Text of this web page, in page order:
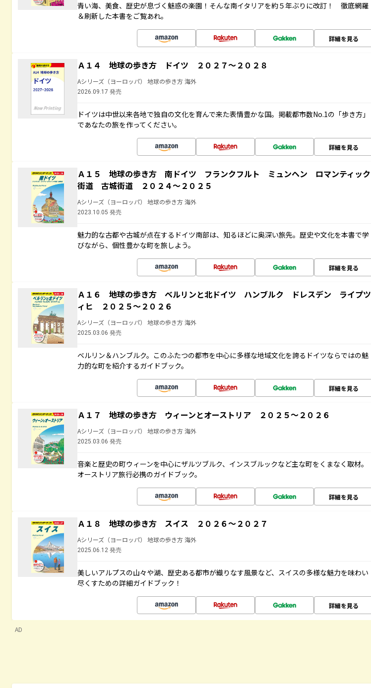
青い海、美食、歴史が息づく魅惑の楽園！そんな南イタリアを約５年ぶりに改訂！ 徹底網羅
＆刷新した本書をご覧あれ。
詳細を見る
Ａ１４ 地球の歩き方 ドイツ ２０２７～２０２８
Aシリーズ（ヨーロッパ） 地球の歩き方 海外
2026.09.17 発売
ドイツは中世以来各地で独自の文化を育んで来た表情豊かな国。掲載都市数No.1の「歩き方」
であなたの旅を作ってください。
詳細を見る
Ａ１５ 地球の歩き方 南ドイツ フランクフルト ミュンヘン ロマンティック
街道 古城街道 ２０２４～２０２５
Aシリーズ（ヨーロッパ） 地球の歩き方 海外
2023.10.05 発売
魅力的な古都や古城が点在するドイツ南部は、知るほどに奥深い旅先。歴史や文化を本書で学
びながら、個性豊かな町を旅しよう。
詳細を見る
Ａ１６ 地球の歩き方 ベルリンと北ドイツ ハンブルク ドレスデン ライプツ
ィヒ ２０２５～２０２６
Aシリーズ（ヨーロッパ） 地球の歩き方 海外
2025.03.06 発売
ベルリン＆ハンブルク。このふたつの都市を中心に多様な地域文化を誇るドイツならではの魅
力的な町を紹介するガイドブック。
詳細を見る
Ａ１７ 地球の歩き方 ウィーンとオーストリア ２０２５～２０２６
Aシリーズ（ヨーロッパ） 地球の歩き方 海外
2025.03.06 発売
音楽と歴史の町ウィーンを中心にザルツブルク、インスブルックなど主な町をくまなく取材。
オーストリア旅行必携のガイドブック。
詳細を見る
Ａ１８ 地球の歩き方 スイス ２０２６～２０２７
Aシリーズ（ヨーロッパ） 地球の歩き方 海外
2025.06.12 発売
美しいアルプスの山々や湖、歴史ある都市が織りなす風景など、スイスの多様な魅力を味わい
尽くすための詳細ガイドブック！
詳細を見る
AD